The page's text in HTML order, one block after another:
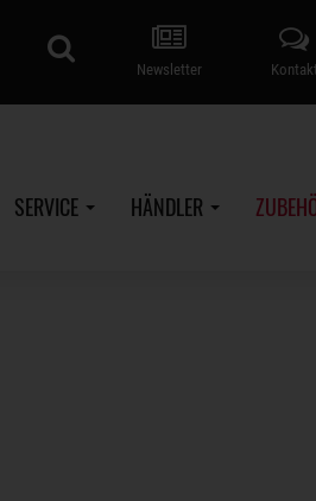
Kontakt
Newsletter
SERVICE HÄNDLER